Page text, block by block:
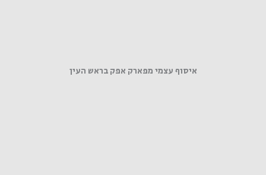
איסוף עצמי מפארק אפק בראש העין